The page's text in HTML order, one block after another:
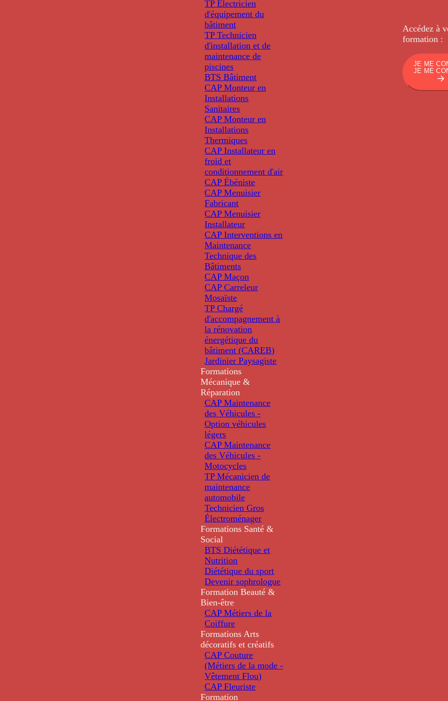
TP Electricien
d'équipement du
bâtiment
TP Technicien
d'installation et de
maintenance de
piscines
BTS Bâtiment
CAP Monteur en
Installations
Sanitaires
CAP Monteur en
Installations
Thermiques
CAP Installateur en
froid et
conditionnement d'air
CAP Ébéniste
CAP Menuisier
Fabricant
CAP Menuisier
Installateur
CAP Interventions en
Maintenance
Technique des
Bâtiments
CAP Maçon
CAP Carreleur
Mosaïste
TP Chargé
d'accompagnement à
la rénovation
énergétique du
bâtiment (CAREB)
Jardinier Paysagiste
Formations
Mécanique &
Réparation
CAP Maintenance
des Véhicules -
Option véhicules
légers
CAP Maintenance
des Véhicules -
Motocycles
TP Mécanicien de
maintenance
automobile
Technicien Gros
Électroménager
Formations Santé &
Social
BTS Diététique et
Nutrition
Diététique du sport
Devenir sophrologue
Formation Beauté &
Bien-être
CAP Métiers de la
Coiffure
Formations Arts
décoratifs et créatifs
CAP Couture
(Métiers de la mode -
Vêtement Flou)
CAP Fleuriste
Formation
Accédez à
formation :
JE ME
JE ME